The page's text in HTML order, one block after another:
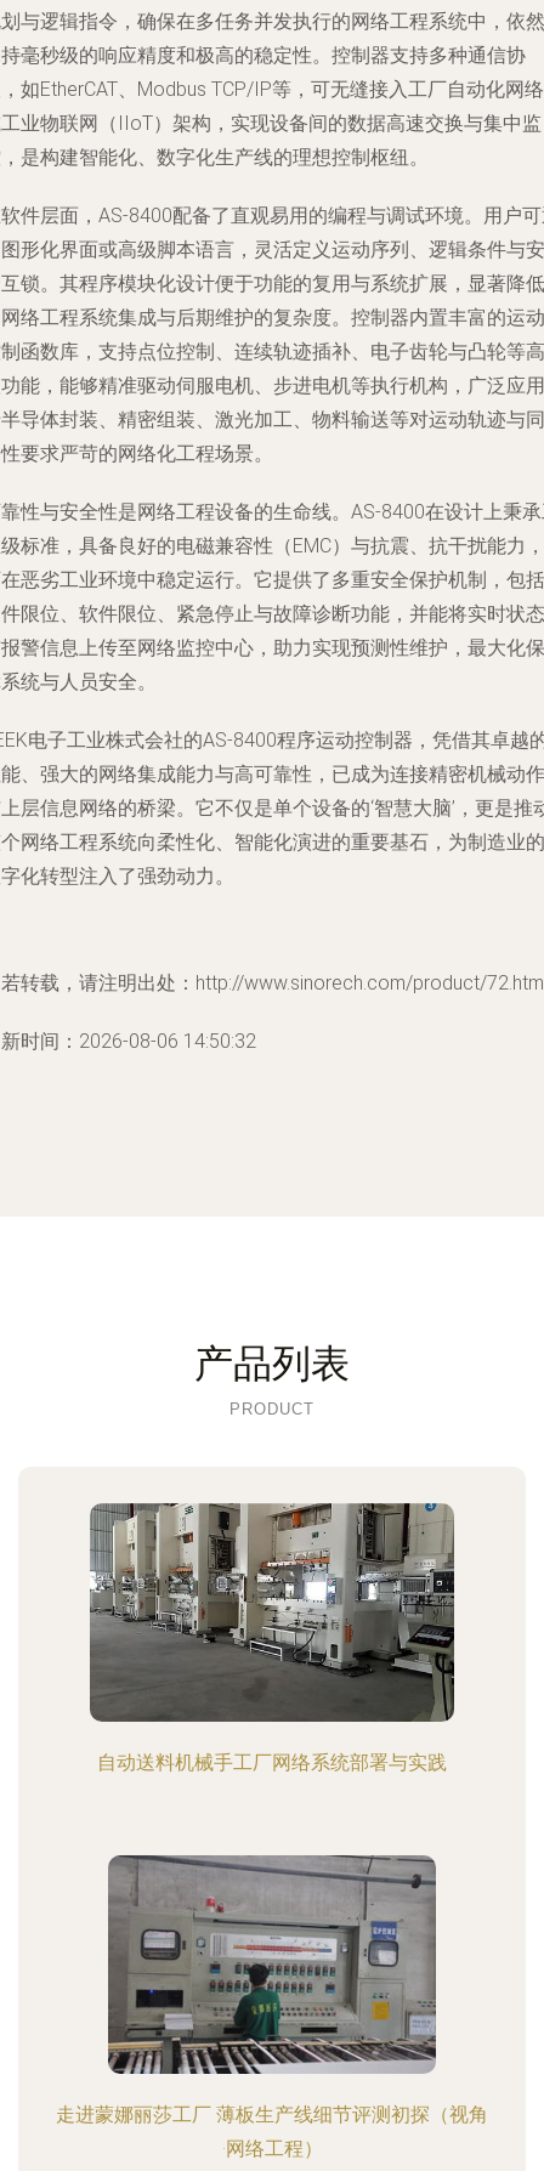
与逻辑指令，确保在多任务并发执行的网络工程系统中，依然
毫秒级的响应精度和极高的稳定性。控制器支持多种通信协
如EtherCAT、Modbus TCP/IP等，可无缝接入工厂自动化网络
业物联网（IIoT）架构，实现设备间的数据高速交换与集中监
是构建智能化、数字化生产线的理想控制枢纽。
件层面，AS-8400配备了直观易用的编程与调试环境。用户
形化界面或高级脚本语言，灵活定义运动序列、逻辑条件与安
锁。其程序模块化设计便于功能的复用与系统扩展，显著降低
络工程系统集成与后期维护的复杂度。控制器内置丰富的运动
函数库，支持点位控制、连续轨迹插补、电子齿轮与凸轮等高
能，能够精准驱动伺服电机、步进电机等执行机构，广泛应用
导体封装、精密组装、激光加工、物料输送等对运动轨迹与同
要求严苛的网络化工程场景。
性与安全性是网络工程设备的生命线。AS-8400在设计上秉
标准，具备良好的电磁兼容性（EMC）与抗震、抗干扰能力，
恶劣工业环境中稳定运行。它提供了多重安全保护机制，包括
限位、软件限位、紧急停止与故障诊断功能，并能将实时状态
警信息上传至网络监控中心，助力实现预测性维护，最大化保
统与人员安全。
电子工业株式会社的AS-8400程序运动控制器，凭借其卓越
、强大的网络集成能力与高可靠性，已成为连接精密机械动作
层信息网络的桥梁。它不仅是单个设备的‘智慧大脑’，更是推
网络工程系统向柔性化、智能化演进的重要基石，为制造业的
化转型注入了强劲动力。
转载，请注明出处：http://www.sinorech.com/product/
时间：2026-08-06 14:50:32
产品列表
PRODUCT
自动送料机械手工厂网络系统部署与实践
走进蒙娜丽莎工厂 薄板生产线细节评测初探（视角
·网络工程）